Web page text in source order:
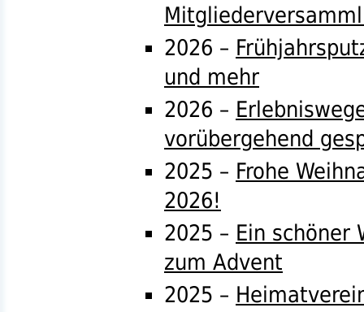
2026 –
und mehr
2026 –
vorübergehend
2025 – Frohe
2026!
2025 – Ein schöner
zum Advent
2025 –